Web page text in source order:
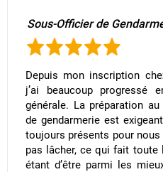
Sous-Officier de
Depuis mon inscription
j’ai beaucoup progressé
générale. La préparation
de gendarmerie est
toujours présents pour
pas lâcher, ce qui fait
étant d’être parmi les